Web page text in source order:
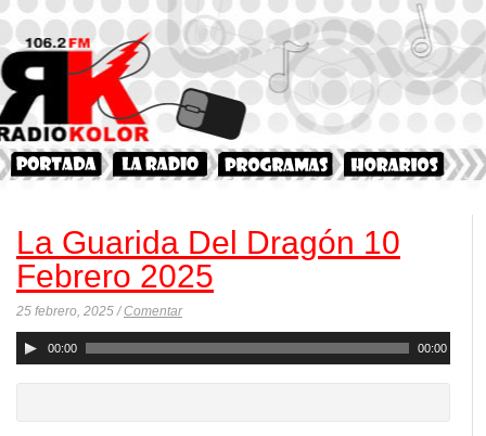
La Guarida Del Dragón 10
Febrero 2025
25 febrero, 2025 /Comentar
Reproductor
audio
00:00 00:00